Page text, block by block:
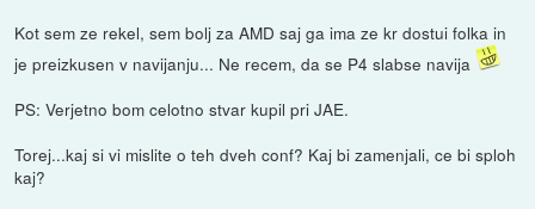
Kot sem ze rekel, sem bolj za AMD saj ga ima ze kr dostui folka in
je preizkusen v navijanju... Ne recem, da se P4 slabse navija
PS: Verjetno bom celotno stvar kupil pri JAE.
Torej...kaj si vi mislite o teh dveh conf? Kaj bi zamenjali, ce bi sploh
kaj?